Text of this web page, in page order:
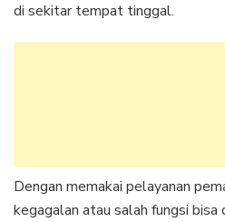
di sekitar tempat tinggal.
Dengan memakai pelayanan
kegagalan atau salah fungsi bisa